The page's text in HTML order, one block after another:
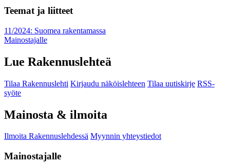
Teemat ja liitteet
11/2024: Suomea rakentamassa
Mainostajalle
Lue Rakennuslehteä
Tilaa Rakennuslehti Kirjaudu näköislehteen Tilaa uutiskirje RSS-
syöte
Mainosta & ilmoita
Ilmoita Rakennuslehdessä Myynnin yhteystiedot
Mainostajalle